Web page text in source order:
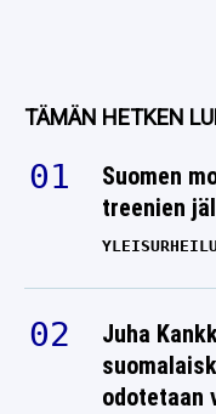
TÄMÄN HETKEN
Suomen
treenien
Juha
odotetaan